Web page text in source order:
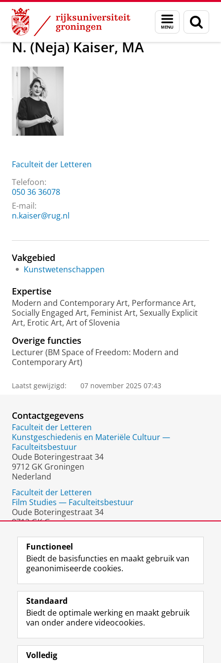
Skip
Content
Skip
Navigation
Menu
en
zoeken
Over ons N. (Neja) Kaiser, MA
N. (Neja) Kaiser, MA
Faculteit der Letteren
Telefoon:
050 36 36078
E-mail:
n.kaiser@rug.nl
Vakgebied
Kunstwetenschappen
Expertise
Modern and Contemporary Art, Performance Art,
Socially Engaged Art, Feminist Art, Sexually Explicit
Art, Erotic Art, Art of Slovenia
Overige functies
Lecturer (BM Space of Freedom: Modern and
Contemporary Art)
Laatst gewijzigd: 07 november 2025 07:43
Contactgegevens
Faculteit der Letteren
Kunstgeschiedenis en Materiële Cultuur —
Faculteitsbestuur
Oude Boteringestraat 34
9712 GK Groningen
Nederland
Faculteit der Letteren
Film Studies — Faculteitsbestuur
Oude Boteringestraat 34
9712 GK Groningen
Volg de RUG
F
a
e
b
o
L
i
k
e
I
R
S
-
f
e
I
n
t
r
Y
o
T
e
Studiekiezers
Alumni
Functioneel
Biedt de basisfuncties en maakt gebruik van
geanonimiseerde cookies.
Standaard
Biedt de optimale werking en maakt gebruik
van onder andere videocookies.
Volledig